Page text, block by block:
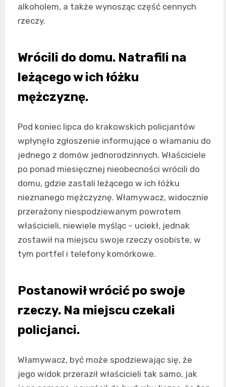
alkoholem, a także wynosząc część cennych
rzeczy.
Wrócili do domu. Natrafili na
leżącego w ich łóżku
mężczyznę.
Pod koniec lipca do krakowskich policjantów
wpłynęło zgłoszenie informujące o włamaniu do
jednego z domów jednorodzinnych. Właściciele
po ponad miesięcznej nieobecności wrócili do
domu, gdzie zastali leżącego w ich łóżku
nieznanego mężczyznę. Włamywacz, widocznie
przerażony niespodziewanym powrotem
właścicieli, niewiele myśląc – uciekł, jednak
zostawił na miejscu swoje rzeczy osobiste, w
tym portfel i telefony komórkowe.
Postanowił wrócić po swoje
rzeczy. Na miejscu czekali
policjanci.
Włamywacz, być może spodziewając się, że
jego widok przeraził właścicieli tak samo, jak